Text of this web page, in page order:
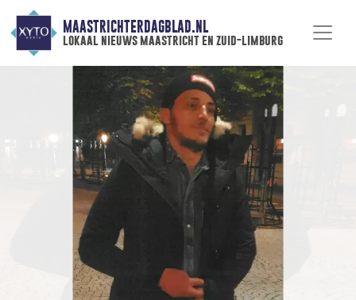
MAASTRICHTERDAGBLAD.NL
lokaal nieuws maastricht en zuid-limburg